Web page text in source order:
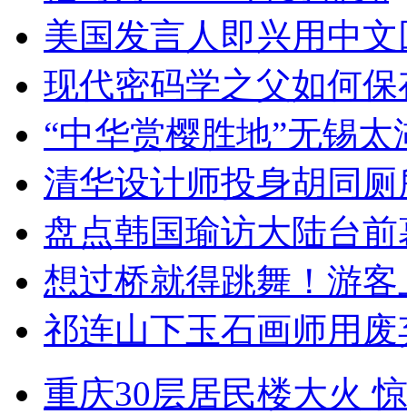
美国发言人即兴用中
现代密码学之父如何
“中华赏樱胜地”无锡
清华设计师投身胡同
盘点韩国瑜访大陆台
想过桥就得跳舞！游客
祁连山下玉石画师用
重庆30层居民楼大火